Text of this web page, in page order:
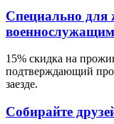
Специально
15% скидка на
подтверждающий
заезде.
Собирайте